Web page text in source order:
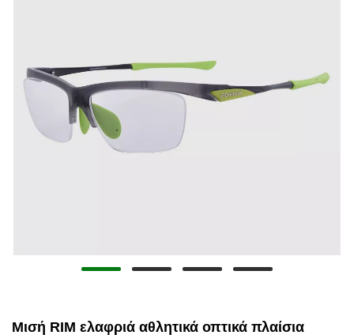
Μισή RIM ελαφριά αθλητικά οπτικά πλαίσια